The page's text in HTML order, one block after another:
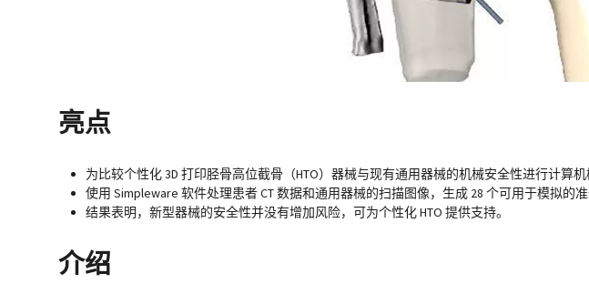
亮点
为比较个性化 3D 打印胫骨高位截骨（HTO）器械与现有通用器械的机械安全性进行计算机
使用 Simpleware 软件处理患者 CT 数据和通用器械的扫描图像，生成 28 个可用于模拟的准
结果表明，新型器械的安全性并没有增加风险，可为个性化 HTO 提供支持。
介绍